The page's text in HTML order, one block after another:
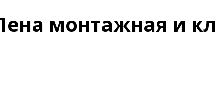
монтажная и